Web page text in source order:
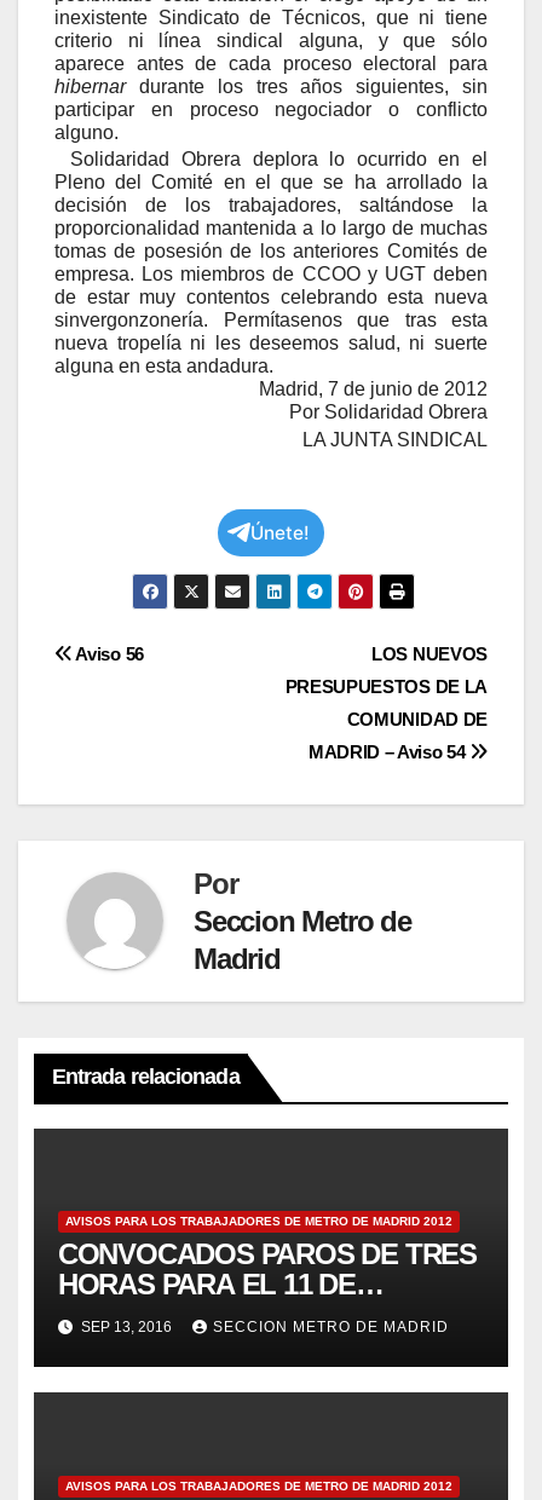
inexistente Sindicato de Técnicos, que ni tiene
criterio ni línea sindical alguna, y que sólo
aparece antes de cada proceso electoral para
hibernardurante los tres años siguientes, sin
participar en proceso negociador o conflicto
alguno.
Solidaridad Obrera deplora lo ocurrido en el
Pleno del Comité en el que se ha arrollado la
decisión de los trabajadores, saltándose la
proporcionalidad mantenida a lo largo de muchas
tomas de posesión de los anteriores Comités de
empresa. Los miembros de CCOO y UGT deben
de estar muy contentos celebrando esta nueva
sinvergonzonería. Permítasenos que tras esta
nueva tropelía ni les deseemos salud, ni suerte
alguna en esta andadura.
Madrid, 7 de junio de 2012
Por Solidaridad Obrera
LA JUNTA SINDICAL
Únete!
Navegación
LOS NUEVOS
PRESUPUESTOS DE LA
COMUNIDAD DE
MADRID – Aviso 54
Aviso 56
Por
Seccion Metro de
Madrid
Entrada relacionada
AVISOS PARA LOS TRABAJADORES DE METRO DE MADRID 2012
CONVOCADOS PAROS DE TRES
HORAS PARA EL 11 DE
JULIOAviso 69
SEP 13, 2016 SECCION METRO DE MADRID
AVISOS PARA LOS TRABAJADORES DE METRO DE MADRID 2012